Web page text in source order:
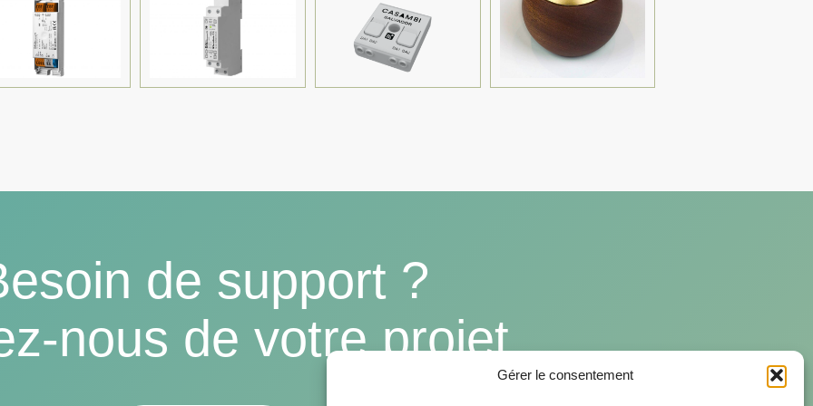
Gérer le consentement
de support ?
nous de votre projet